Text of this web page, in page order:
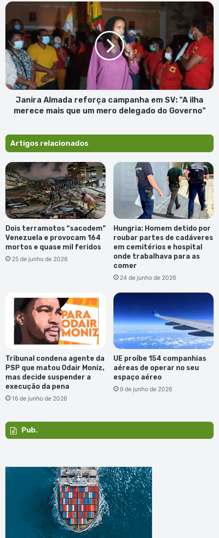
Janira
reforça
campanha
em
SV:
ilha
merece
mais
que
delegado
do
Governo"
Janira Almada reforça campanha em SV: "A ilha
merece mais que um mero delegado do Governo"
Artigos relacionados
Dois terramotos “sacodem”
Venezuela e provocam 164
mortos e quase mil feridos
25 de junho de 2026
Hungria: Homem detido por
roubar partes de cadáveres
em cemitérios e hospital
onde trabalhava para as
comer
24 de junho de 2026
Tribunal condena agente da
PSP que matou Odair Moniz,
mas decide suspender a
execução da pena
16 de junho de 2026
UE proíbe 154 companhias
aéreas de operar no seu
espaço aéreo
9 de junho de 2026
Pub.